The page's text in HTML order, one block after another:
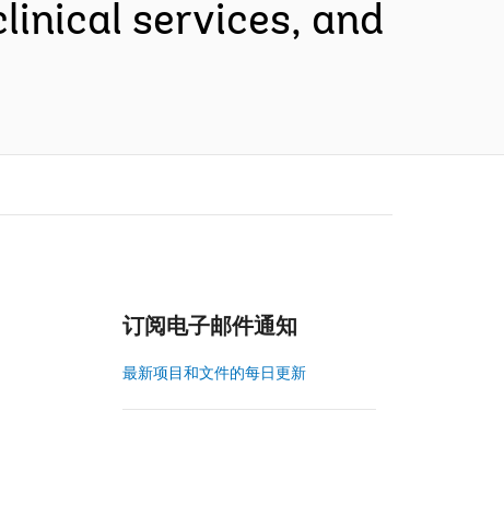
services, and
订阅电子邮件通知
最新项目和文件的每日更新